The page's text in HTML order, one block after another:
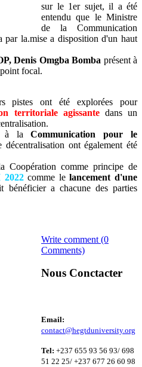
sur le 1er sujet, il a été
entendu que le Ministre
de la Communication
par la.mise a disposition d'un haut
Denis Omgba Bomba présent à
focal.
pistes ont été explorées pour
territoriale agissantedans un
à la Communication pour le
décentralisation ont également été
Coopération comme principe de
comme lelancement d'une
bénéficier a chacune des parties
Write comment (0
Comments)
Nous Conctacter
Email:
contact@hegtduniversity.org
Tel: +237 655 93 56 93/ 698
51 22 25/ +237 677 26 60 98